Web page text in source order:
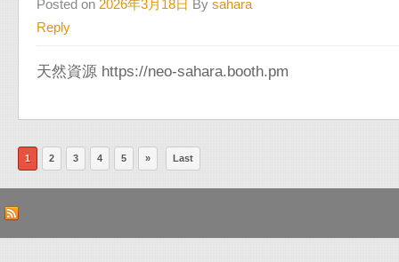
Posted on 2026年3月18日 By sahara
Reply
天然資源 https://neo-sahara.booth.pm
1 2 3 4 5 » Last